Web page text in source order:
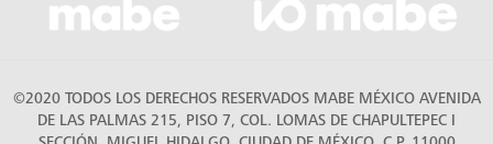
©2020 TODOS LOS DERECHOS RESERVADOS MABE MÉXICO AVENIDA
DE LAS PALMAS 215, PISO 7, COL. LOMAS DE CHAPULTEPEC I